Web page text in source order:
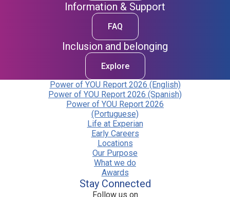
Information & Support
FAQ
Inclusion and belonging
Explore
Power of YOU Report 2026 (English)
Power of YOU Report 2026 (Spanish)
Power of YOU Report 2026
(Portuguese)
Life at Experian
Early Careers
Locations
Our Purpose
What we do
Awards
Stay Connected
Follow us on